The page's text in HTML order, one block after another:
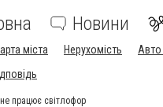
Новини
міста Нерухомість
працює світлофор